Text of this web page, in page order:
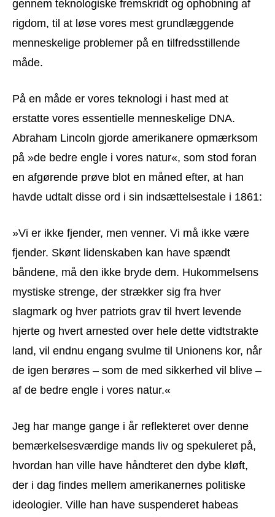
gennem teknologiske fremskridt og ophobning af
rigdom, til at løse vores mest grundlæggende
menneskelige problemer på en tilfredsstillende
måde.
På en måde er vores teknologi i hast med at
erstatte vores essentielle menneskelige DNA.
Abraham Lincoln gjorde amerikanere opmærksom
på »de bedre engle i vores natur«, som stod foran
en afgørende prøve blot en måned efter, at han
havde udtalt disse ord i sin indsættelsestale i 1861:
»Vi er ikke fjender, men venner. Vi må ikke være
fjender. Skønt lidenskaben kan have spændt
båndene, må den ikke bryde dem. Hukommelsens
mystiske strenge, der strækker sig fra hver
slagmark og hver patriots grav til hvert levende
hjerte og hvert arnested over hele dette vidtstrakte
land, vil endnu engang svulme til Unionens kor, når
de igen berøres – som de med sikkerhed vil blive –
af de bedre engle i vores natur.«
Jeg har mange gange i år reflekteret over denne
bemærkelsesværdige mands liv og spekuleret på,
hvordan han ville have håndteret den dybe kløft,
der i dag findes mellem amerikanernes politiske
ideologier. Ville han have suspenderet habeas